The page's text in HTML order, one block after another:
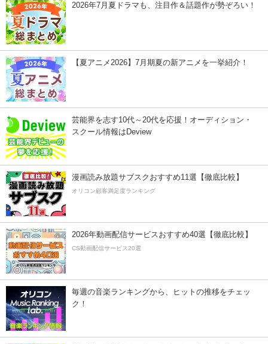
2026年7月夏ドラマも、注目作＆話題作が勢ぞろい！
【夏アニメ2026】7月期夏の新アニメを一挙紹介！
芸能界を志す10代～20代を応援！オーディション・
スクール情報はDeview
漫画読み放題サブスクおすすめ11選【徹底比較】
オリコン顧客満足度ランキング
2026年動画配信サービスおすすめ40選【徹底比較】
CS動画配信サービス20選
毎週の音楽ランキングから、ヒットの推移をチェッ
ク！